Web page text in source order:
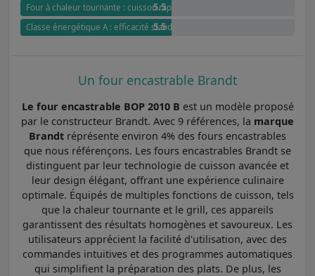
Four à chaleur tournante : cuisson rapide et uniforme
5.5
Classe énergétique A : efficacité standard
5.5
Un four encastrable Brandt
Le four encastrable BOP 2010 B est un modèle proposé
par le constructeur Brandt. Avec 9 références, la marque
Brandt réprésente environ 4% des fours encastrables
que nous référençons. Les fours encastrables Brandt se
distinguent par leur technologie de cuisson avancée et
leur design élégant, offrant une expérience culinaire
optimale. Équipés de multiples fonctions de cuisson, tels
que la chaleur tournante et le grill, ces appareils
garantissent des résultats homogènes et savoureux. Les
utilisateurs apprécient la facilité d'utilisation, avec des
commandes intuitives et des programmes automatiques
qui simplifient la préparation des plats. De plus, les